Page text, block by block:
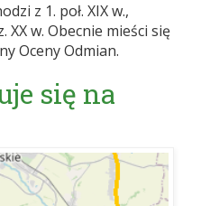
z 1. poł. XIX w.,
w. Obecnie mieści się
Oceny Odmian.
się na